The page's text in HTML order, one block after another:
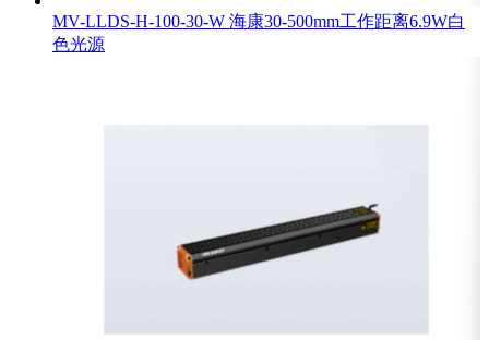
MV-LLDS-H-100-30-W 海康30-500mm工作距离6.9W白
色光源